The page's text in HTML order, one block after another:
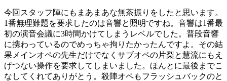
今回スタッフ陣にもまあまあな無茶振りをしたと思います。
1番無理難題を要求したのは音響と照明ですね。音響は1番最
初の演音会議に3時間かけてしまうレベルでした。普段音響
に携わっているのでめっちゃ拘りたかったんですよ。その結
果メインオペの先生だけでなくサブオペの片梨と慧流にもえ
げつない操作を要求してしまいました。ほんとに最後までこ
なしてくれてありがとう。殺陣オペもフラッシュバックのと